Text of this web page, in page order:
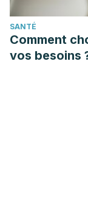
SANTÉ
Comment
vos besoins